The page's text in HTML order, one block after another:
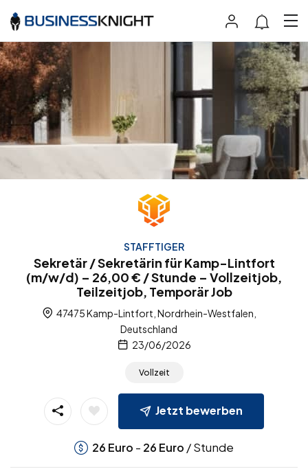
STAFFTIGER
Sekretär / Sekretärin für Kamp-Lintfort
(m/w/d) – 26,00 € / Stunde – Vollzeitjob,
Teilzeitjob, Temporär Job
47475 Kamp-Lintfort, Nordrhein-Westfalen,
Deutschland
23/06/2026
Vollzeit
Jetzt bewerben
26 Euro - 26 Euro / Stunde